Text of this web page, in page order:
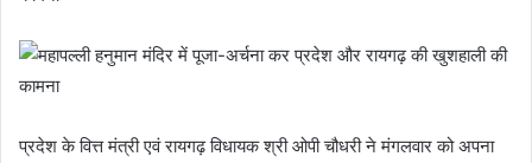
प्रदेश के वित्त मंत्री एवं रायगढ़ विधायक श्री ओपी चौधरी ने मंगलवार को अपना